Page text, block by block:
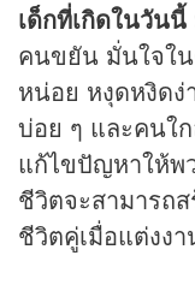
เด็กที่เกิดในวันนี้
คนขยัน มั่นใจใน
หน่อย หงุดหงิดง่
บ่อย ๆ และคนใ
แก้ไขปัญหาให้พ
ชีวิตจะสามารถ
ชีวิตคู่เมื่อแต่งง